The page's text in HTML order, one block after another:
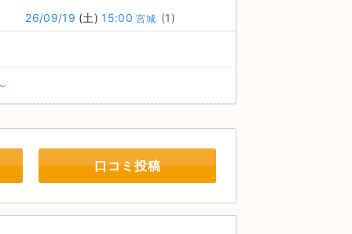
26/09/19 (土) 15:00 宮城 (1)
口コミ投稿